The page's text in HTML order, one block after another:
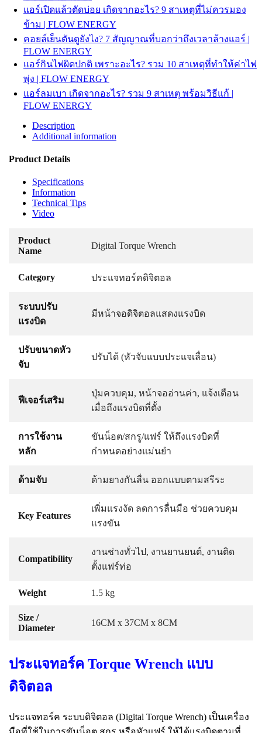
แอร์เปิดแล้วตัดบ่อย เกิดจากอะไร? 9 สาเหตุที่ไม่ควรมอง
ข้าม | FLOW ENERGY
คอยล์เย็นตันดูยังไง? 7 สัญญาณที่บอกว่าถึงเวลาล้างแอร์ |
FLOW ENERGY
แอร์กินไฟผิดปกติ เพราะอะไร? รวม 10 สาเหตุที่ทำให้ค่าไฟ
พุ่ง | FLOW ENERGY
แอร์ลมเบา เกิดจากอะไร? รวม 9 สาเหตุ พร้อมวิธีแก้ |
FLOW ENERGY
Description
Additional information
Product Details
Specifications
Information
Technical Tips
Video
Product
Name
Digital Torque Wrench
Category ประแจทอร์คดิจิตอล
ระบบปรับ
แรงบิด
มีหน้าจอดิจิตอลแสดงแรงบิด
ปรับขนาดหัว
จับ
ปรับได้ (หัวจับแบบประแจเลื่อน)
ฟีเจอร์เสริม
ปุ่มควบคุม, หน้าจออ่านค่า, แจ้งเตือน
เมื่อถึงแรงบิดที่ตั้ง
การใช้งาน
หลัก
ขันน็อต/สกรู/แฟร์ ให้ถึงแรงบิดที่
กำหนดอย่างแม่นยำ
ด้ามจับ ด้ามยางกันลื่น ออกแบบตามสรีระ
Key Features
เพิ่มแรงงัด ลดการลื่นมือ ช่วยควบคุม
แรงขัน
Compatibility
งานช่างทั่วไป, งานยานยนต์, งานติด
ตั้งแฟร์ท่อ
Weight 1.5 kg
Size /
Diameter
16CM x 37CM x 8CM
ประแจทอร์ค Torque Wrench แบบ
ดิจิตอล
ประแจทอร์ค ระบบดิจิตอล (Digital Torque Wrench) เป็นเครื่อง